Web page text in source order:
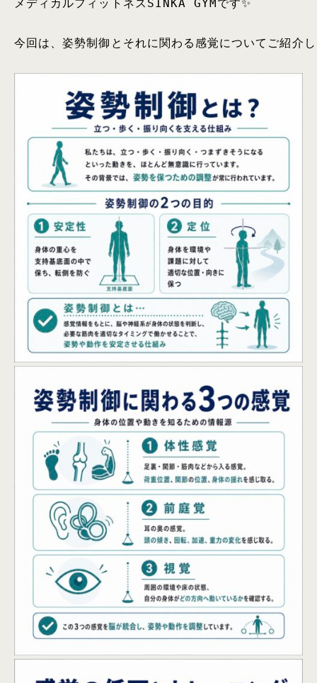
メディカルフィットネスSINKA GYMです✨
今回は、姿勢制御とそれに関わる感覚についてご紹介